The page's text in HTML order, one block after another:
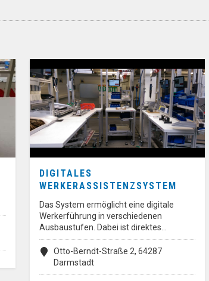
DIGITALES
WERKERASSISTENZSYSTEM
Das System ermöglicht eine digitale
Werkerführung in verschiedenen
Ausbaustufen. Dabei ist direktes…
Otto-Berndt-Straße 2, 64287
Darmstadt